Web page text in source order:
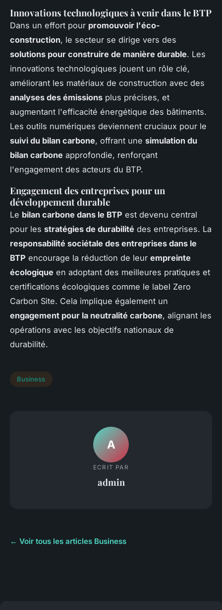
Innovations technologiques à venir dans le BTP
Dans un effort pour promouvoir l'éco-
construction, le secteur se dirige vers des
solutions pour construire de manière durable. Les
innovations technologiques jouent un rôle clé,
améliorant les matériaux de construction avec des
analyses des émissions plus précises, et
augmentant l'efficacité énergétique des bâtiments.
Les outils numériques deviennent cruciaux pour le
suivi du bilan carbone, offrant une simulation du
bilan carbone approfondie, renforçant
l'engagement des acteurs du BTP.
Engagement des entreprises pour un
développement durable
Le bilan carbone dans le BTP est devenu central
pour les stratégies de durabilité des entreprises. La
responsabilité sociétale des entreprises dans le
BTP encourage la réduction de leur empreinte
écologique en adoptant des meilleures pratiques et
certifications écologiques comme le label Zero
Carbon Site. Cela implique également un
engagement pour la neutralité carbone, alignant les
opérations avec les objectifs nationaux de
durabilité.
Business
A
ECRIT PAR
admin
← Voir tous les articles Business